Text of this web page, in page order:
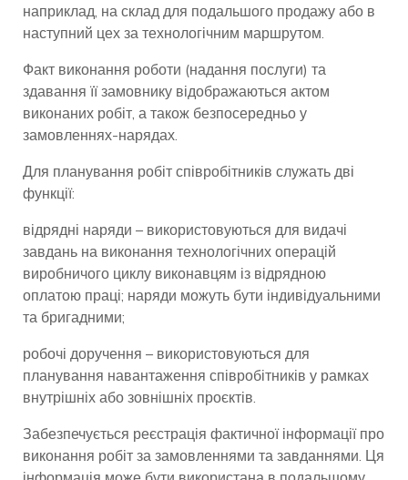
наприклад, на склад для подальшого продажу або в
наступний цех за технологічним маршрутом.
Факт виконання роботи (надання послуги) та
здавання її замовнику відображаються актом
виконаних робіт, а також безпосередньо у
замовленнях-нарядах.
Для планування робіт співробітників служать дві
функції:
відрядні наряди – використовуються для видачі
завдань на виконання технологічних операцій
виробничого циклу виконавцям із відрядною
оплатою праці; наряди можуть бути індивідуальними
та бригадними;
робочі доручення – використовуються для
планування навантаження співробітників у рамках
внутрішніх або зовнішніх проєктів.
Забезпечується реєстрація фактичної інформації про
виконання робіт за замовленнями та завданнями. Ця